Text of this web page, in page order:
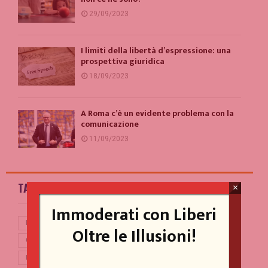
29/09/2023
I limiti della libertà d’espressione: una
prospettiva giuridica
18/09/2023
A Roma c’è un evidente problema con la
comunicazione
11/09/2023
TAG
CONTE CORONAVIRUS COVID-19 DEBITO PUBBLICO
Immoderati con Liberi
Oltre le Illusioni!
×